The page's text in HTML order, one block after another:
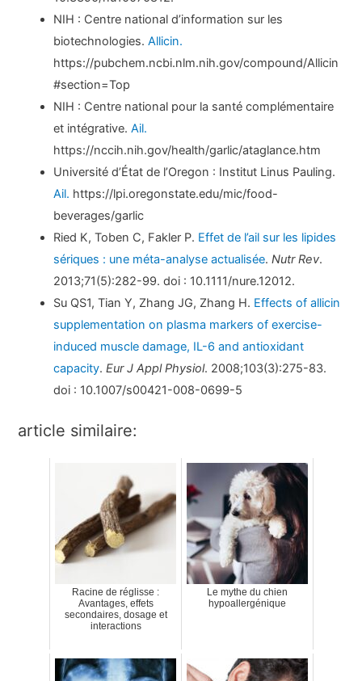
NIH : Centre national d’information sur les
biotechnologies.Allicin.
https://pubchem.ncbi.nlm.nih.gov/compound/Allicin
#section=Top
NIH : Centre national pour la santé complémentaire
et intégrative.Ail.
https://nccih.nih.gov/health/garlic/ataglance.htm
Université d’État de l’Oregon : Institut Linus Pauling.
Ail. https://lpi.oregonstate.edu/mic/food-
beverages/garlic
Ried K, Toben C, Fakler P. Effet de l’ail sur les lipides
sériques : une méta-analyse actualisée.Nutr Rev.
2013;71(5):282-99. doi : 10.1111/nure.12012.
Su QS1, Tian Y, Zhang JG, Zhang H. Effects of allicin
supplementation on plasma markers of exercise-
induced muscle damage, IL-6 and antioxidant
capacity.Eur J Appl Physiol. 2008;103(3):275-83.
doi : 10.1007/s00421-008-0699-5
article similaire:
Racine de réglisse :
Avantages, effets
secondaires, dosage et
interactions
Le mythe du chien
hypoallergénique